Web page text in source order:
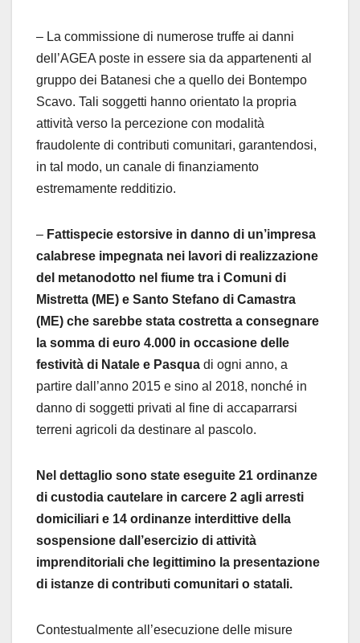
– La commissione di numerose truffe ai danni
dell’AGEA poste in essere sia da appartenenti al
gruppo dei Batanesi che a quello dei Bontempo
Scavo. Tali soggetti hanno orientato la propria
attività verso la percezione con modalità
fraudolente di contributi comunitari, garantendosi,
in tal modo, un canale di finanziamento
estremamente redditizio.
– Fattispecie estorsive in danno di un’impresa
calabrese impegnata nei lavori di realizzazione
del metanodotto nel fiume tra i Comuni di
Mistretta (ME) e Santo Stefano di Camastra
(ME) che sarebbe stata costretta a consegnare
la somma di euro 4.000 in occasione delle
festività di Natale e Pasqua di ogni anno, a
partire dall’anno 2015 e sino al 2018, nonché in
danno di soggetti privati al fine di accaparrarsi
terreni agricoli da destinare al pascolo.
Nel dettaglio sono state eseguite 21 ordinanze
di custodia cautelare in carcere 2 agli arresti
domiciliari e 14 ordinanze interdittive della
sospensione dall’esercizio di attività
imprenditoriali che legittimino la presentazione
di istanze di contributi comunitari o statali.
Contestualmente all’esecuzione delle misure